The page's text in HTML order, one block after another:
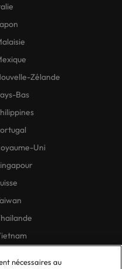
Zélande
Bas
Uni
nécessaires au